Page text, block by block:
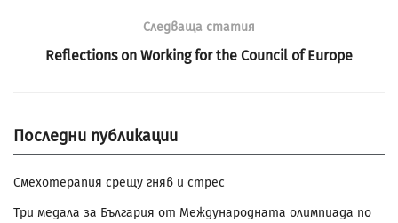
Следваща статия
Reflections on Working for the Council of Europe
Последни публикации
Смехотерапия срещу гняв и стрес
Три медала за България от Международната олимпиада по